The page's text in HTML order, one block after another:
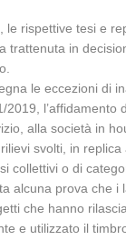
rispettive tesi e
trattenuta in
le eccezioni di
alla società in
svolti, in
collettivi o di
alcuna prova che
che hanno
e utilizzato il